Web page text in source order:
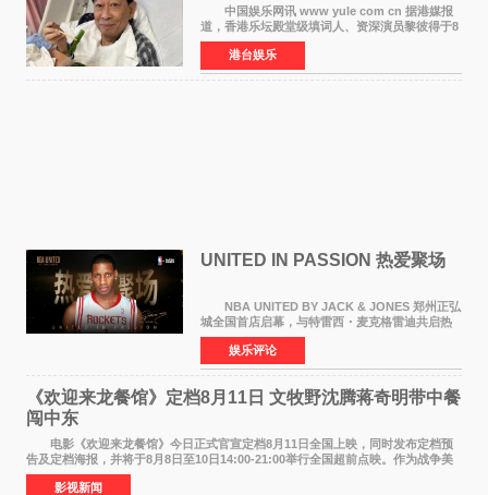
中国娱乐网讯 www yule com cn 据港媒报
道，香港乐坛殿堂级填词人、资深演员黎彼得于8
月5日上午因病离世，终年76岁。好友钟志光透
露，黎彼得今年3月中风后便卧床休养，身体机能
持续衰退，最
港台娱乐
UNITED IN PASSION 热爱聚场
NBA UNITED BY JACK & JONES 郑州正弘
城全国首店启幕，与特雷西・麦克格雷迪共启热
爱 2026 年7 月21 日，
NBAUNITEDBYJACK&JONES 全国首店，于郑
州正弘城正式启幕。NBA 传奇球星
娱乐评论
《欢迎来龙餐馆》定档8月11日 文牧野沈腾蒋奇明带中餐
闯中东
电影《欢迎来龙餐馆》今日正式官宣定档8月11日全国上映，同时发布定档预
告及定档海报，并将于8月8日至10日14:00-21:00举行全国超前点映。作为战争美
食大片，影片讲述的是中国厨师徐福（沈腾
影视新闻